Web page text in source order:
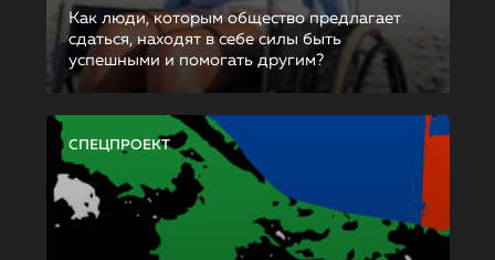
Как люди, которым общество предлагает
сдаться, находят в себе силы быть
успешными и помогать другим?
СПЕЦПРОЕКТ